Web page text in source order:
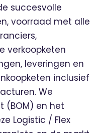
succesvolle
voorraad met alle
verkoopketen
leveringen en
inclusief
We
(BOM) en het
Logistic / Flex